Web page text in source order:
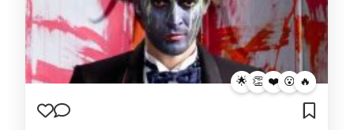
🌟 👏 ❤️ 😮 🔥